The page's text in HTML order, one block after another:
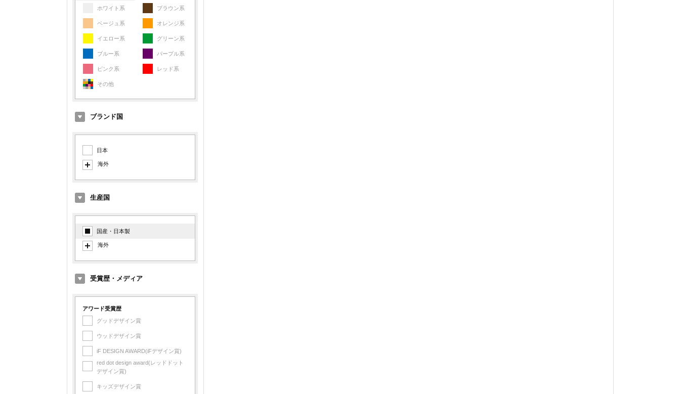
ホワイト系 ブラウン系
ベージュ系 オレンジ系
イエロー系 グリーン系
ブルー系 パープル系
ピンク系 レッド系
その他
ブランド国
日本
海外
イタリア
ドイツ
台湾
生産国
国産・日本製
海外
イタリア製
デンマーク製
イギリス製
アメリカ製
フランス製
フィンランド製
スイス製
受賞歴・メディア
アワード受賞歴
グッドデザイン賞
ウッドデザイン賞
iF DESIGN AWARD(iFデザイン賞)
red dot design award(レッドドット
デザイン賞)
キッズデザイン賞